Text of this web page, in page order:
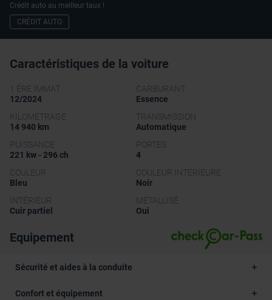
Crédit auto au meilleur taux !
CRÉDIT AUTO
Caractéristiques de la voiture
1 ÉRE IMMAT
12/2024
CARBURANT
Essence
KILOMÉTRAGE
14 940 km
TRANSMISSION
Automatique
PUISSANCE
221 kw - 296 ch
PORTES
4
COULEUR
Bleu
COULEUR INTÉRIEURE
Noir
INTÉRIEUR
Cuir partiel
MÉTALLISÉ
Oui
Equipement
Sécurité et aides à la conduite
Confort et équipement